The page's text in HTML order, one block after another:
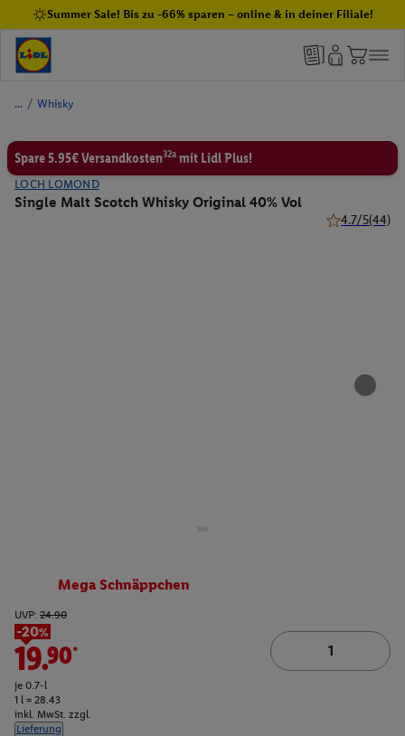
Summer Sale! Bis zu -66% sparen – online & in deiner Filiale!
/ Whisky
Spare 5.95€ Versandkosten32a mit Lidl Plus!
LOCH LOMOND
Single Malt Scotch Whisky Original 40% Vol
4.7/5(44)
Mega Schnäppchen
UVP: 24.90
-20%
19.90*
je 0.7-l
1 l = 28.43
inkl. MwSt. zzgl.
Lieferung